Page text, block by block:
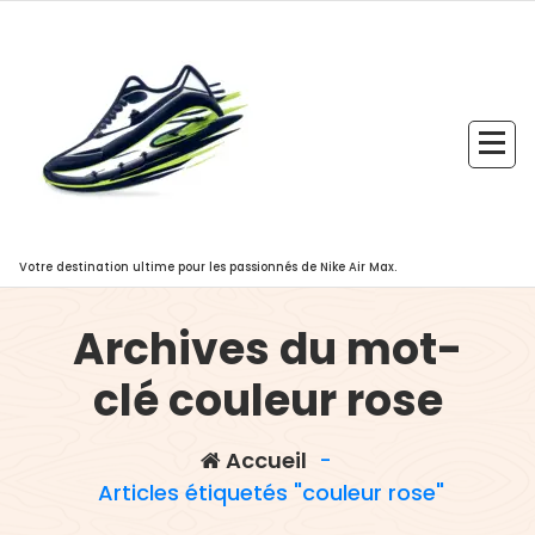
Votre destination ultime pour les passionnés de Nike Air Max.
Archives du mot-
clé couleur rose
Accueil -
Articles étiquetés "couleur rose"